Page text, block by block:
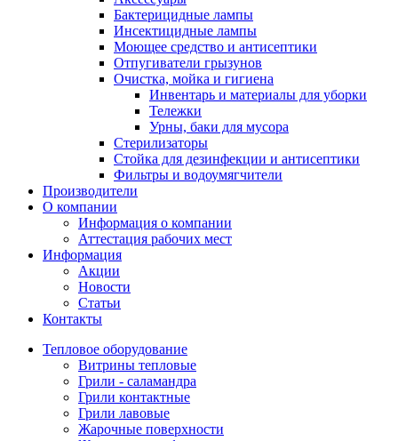
Бактерицидные лампы
Инсектицидные лампы
Моющее средство и антисептики
Отпугиватели грызунов
Очистка, мойка и гигиена
Инвентарь и материалы для уборки
Тележки
Урны, баки для мусора
Стерилизаторы
Стойка для дезинфекции и антисептики
Фильтры и водоумягчители
Производители
О компании
Информация о компании
Аттестация рабочих мест
Информация
Акции
Новости
Статьи
Контакты
Тепловое оборудование
Витрины тепловые
Грили - саламандра
Грили контактные
Грили лавовые
Жарочные поверхности